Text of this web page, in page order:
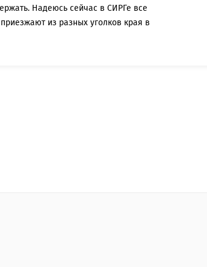
Надеюсь сейчас в СИРГе все
из разных уголков края в